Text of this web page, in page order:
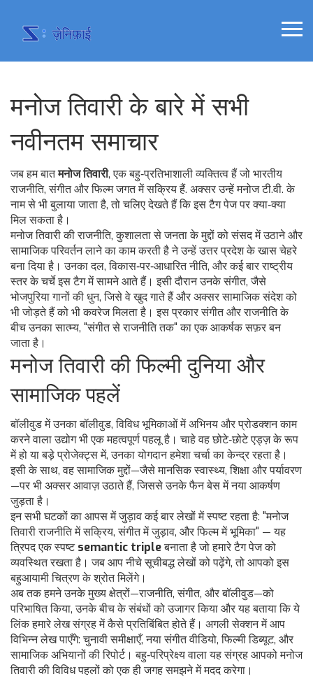
मनोज तिवारी के बारे में सभी
नवीनतम समाचार
जब हम बातमनोज तिवारी,एक बहु‑प्रतिभाशाली व्यक्तित्व हैं जो भारतीय
राजनीति, संगीत और फिल्म जगत में सक्रिय हैं. अक्सर उन्हेंमनोज टी.वी.के
नाम से भी बुलाया जाता है, तो चलिए देखते हैं कि इस टैग पेज पर क्या‑क्या
मिल सकता है।
मनोज तिवारी कीराजनीति,कुशालता से जनता के मुद्दों को संसद में उठाने और
सामाजिक परिवर्तन लाने का काम करती हैने उन्हें उत्तर प्रदेश के खास चेहरे
बना दिया है। उनका दल, विकास‑पर‑आधारित नीति, और कई बार राष्ट्रीय
स्तर के चर्चे इस टैग में सामने आते हैं। इसी दौरान उनकेसंगीत,जैसे
भोजपुरिया गानों की धुन, जिसे वे खुद गाते हैं और अक्सर सामाजिक संदेश को
भी जोड़ते हैंको भी कवरेज मिलता है। इस प्रकार संगीत और राजनीति के
बीच उनका सात्म्य, "संगीत से राजनीति तक" का एक आकर्षक सफ़र बन
जाता है।
मनोज तिवारी की फिल्मी दुनिया और
सामाजिक पहलें
बॉलीवुड में उनकाबॉलीवुड,विविध भूमिकाओं में अभिनय और प्रोडक्शन काम
करने वाला उद्योगभी एक महत्वपूर्ण पहलू है। चाहे वह छोटे‑छोटे एड्ज़ के रूप
में हो या बड़े प्रोजेक्ट्स में, उनका योगदान हमेशा चर्चा का केन्द्र रहता है।
इसी के साथ, वह सामाजिक मुद्दों—जैसे मानसिक स्वास्थ्य, शिक्षा और पर्यावरण
—पर भी अक्सर आवाज़ उठाते हैं, जिससे उनके फैन बेस में नया आकर्षण
जुड़ता है।
इन सभी घटकों का आपस में जुड़ाव कई बार लेखों में स्पष्ट रहता है: "मनोज
तिवारी राजनीति में सक्रिय, संगीत में जुड़ाव, और फिल्म में भूमिका" — यह
त्रिपद एक स्पष्टsemantic tripleबनाता है जो हमारे टैग पेज को
व्यवस्थित रखता है। जब आप नीचे सूचीबद्ध लेखों को पढ़ेंगे, तो आपको इस
बहुआयामी चित्रण के श्रोत मिलेंगे।
अब तक हमने उनके मुख्य क्षेत्रों—राजनीति, संगीत, और बॉलीवुड—को
परिभाषित किया, उनके बीच के संबंधों को उजागर किया और यह बताया कि ये
लिंक हमारे लेख संग्रह में कैसे प्रतिबिंबित होते हैं। अगली सेक्शन में आप
विभिन्न लेख पाएँगे: चुनावी समीक्षाएँ, नया संगीत वीडियो, फिल्मी डिब्यूट, और
सामाजिक अभियानों की रिपोर्ट। बहु‑परिप्रेक्ष्य वाला यह संग्रह आपको मनोज
तिवारी की विविध पहलों को एक ही जगह समझने में मदद करेगा।